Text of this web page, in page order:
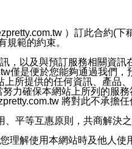
電子郵件所指示之方法、說
到通知型訊息。
）訂此合約(下
範的約束。
，以及與預訂服務相關資訊
僅是便於您能夠通過我們，
所提供的任何資訊、產品
力確保本網站上所列的服
將對此不承擔任
平等互惠原則，共商解決之
理解使用本網站時及他人使